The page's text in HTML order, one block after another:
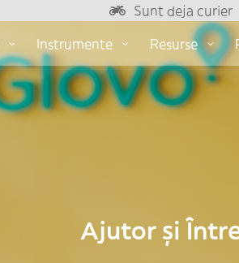
Sunt deja curier
Instrumente Resurse
Ajutor și